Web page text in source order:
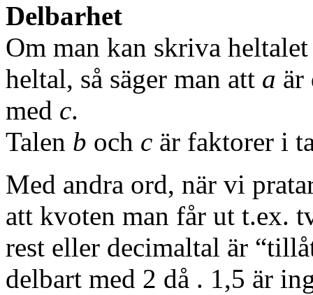
Delbarhet
Om man kan skriva
heltal, så säger man att a är
med c.
Talen b och c är faktorer i
Med andra ord, när vi
att kvoten man får ut t.ex.
rest eller decimaltal är
delbart med 2 då . 1,5 är